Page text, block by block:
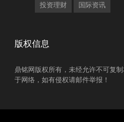
投资理财 国际资讯
版权信息
鼎铭网版权所有，未经允许不可复
于网络，如有侵权请邮件举报！